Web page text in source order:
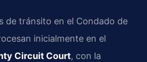
de tránsito en el Condado de
inicialmente en el
Circuit Court, con la